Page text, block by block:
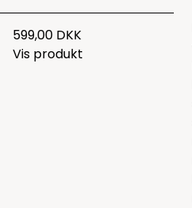
599,00 DKK
Vis produkt